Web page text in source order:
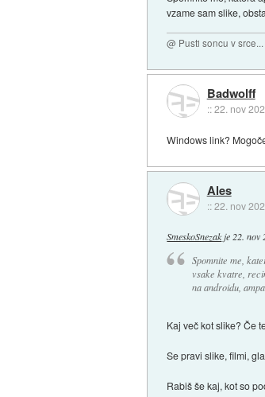
vzame sam slike,
@ Pusti soncu v srce...
Badwolff
::22. nov
Windows link?
Ales
::22. nov
SmeskoSnezakje 22. nov
Spomnite me,
vsake kvatre,
na androidu,
Kaj več kot slike? Če
Se pravi slike, filmi,
Rabiš še kaj, kot so